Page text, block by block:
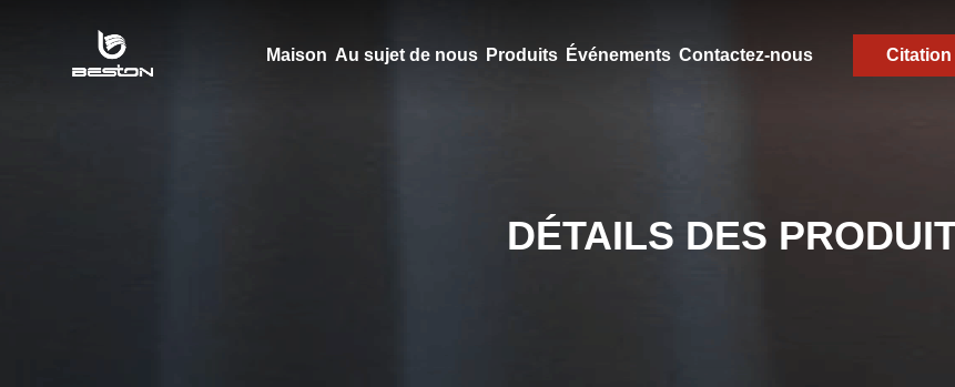
Maison Au sujet de nous Produits Événements Contactez-nous Citation
DÉTAILS DES